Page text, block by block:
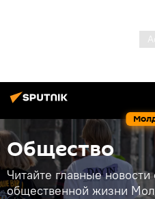
Общество
Читайте главные
общественной жизни